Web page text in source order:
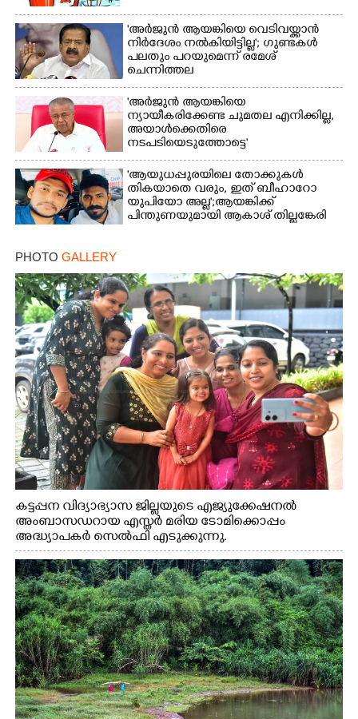
'അർജുൻ ആയങ്കിയെ വെടിവയ്ക്കാൻ
നിർദേശം നൽകിയിട്ടില്ല'; ഗുണ്ടകൾ
പലതും പറയുമെന്ന് രമേശ്
ചെന്നിത്തല
'അർജുൻ ആയങ്കിയെ
ന്യായീകരിക്കേണ്ട ചുമതല എനിക്കില്ല,
അയാൾക്കെതിരെ
നടപടിയെടുത്തോട്ടെ'
'ആയുധപ്പുരയിലെ തോക്കുകൾ
തികയാതെ വരും, ഇത് ബീഹാറോ
യുപിയോ അല്ല';ആയങ്കിക്ക്
പിന്തുണയുമായി ആകാശ് തില്ലങ്കേരി
PHOTO GALLERY
കട്ടപ്പന വിദ്യാഭ്യാസ ജില്ലയുടെ എജ്യുക്കേഷനൽ
അംബാസഡറായ എസ്തർ മരിയ ടോമിക്കൊപ്പം
അദ്ധ്യാപകർ സെൽഫി എടുക്കുന്നു.